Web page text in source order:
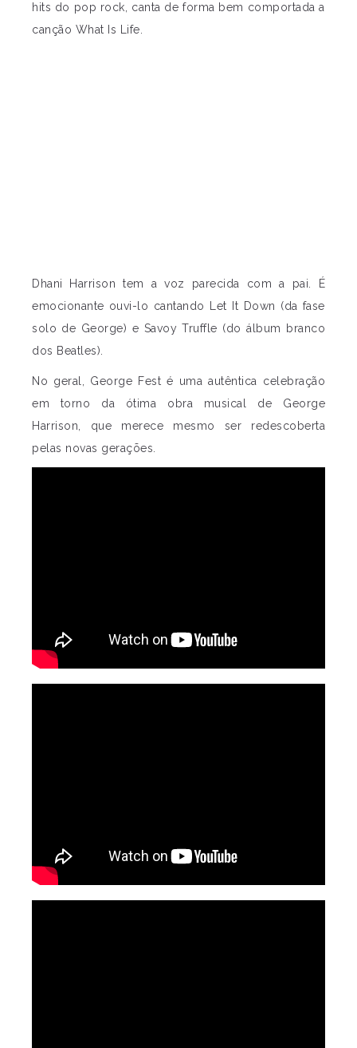
hits do pop rock, canta de forma bem comportada a
canção What Is Life.
Dhani Harrison tem a voz parecida com a pai. É
emocionante ouvi-lo cantando Let It Down (da fase
solo de George) e Savoy Truffle (do álbum branco
dos Beatles).
No geral, George Fest é uma autêntica celebração
em torno da ótima obra musical de George
Harrison, que merece mesmo ser redescoberta
pelas novas gerações.